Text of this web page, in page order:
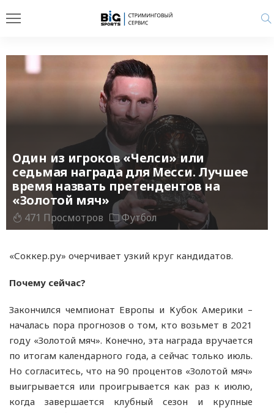
Один из игроков «Челси» или
седьмая награда для Месси. Лучшее
время назвать претендентов на
«Золотой мяч»
471 Просмотров Футбол
«Соккер.ру» очерчивает узкий круг кандидатов.
Почему сейчас?
Закончился чемпионат Европы и Кубок Америки –
началась пора прогнозов о том, кто возьмет в 2021
году «Золотой мяч». Конечно, эта награда вручается
по итогам календарного года, а сейчас только июль.
Но согласитесь, что на 90 процентов «Золотой мяч»
выигрывается или проигрывается как раз к июлю,
когда завершается клубный сезон и крупные